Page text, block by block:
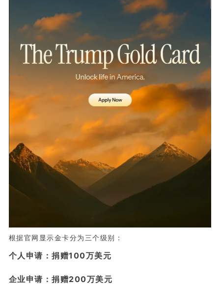
根据官网显示金卡分为三个级别：
个人申请：捐赠100万美元
企业申请：捐赠200万美元